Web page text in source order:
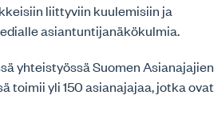
liittyviin kuulemisiin ja
asiantuntijanäkökulmia.
yhteistyössä Suomen Asianajajien
toimii yli 150 asianajajaa, jotka ovat